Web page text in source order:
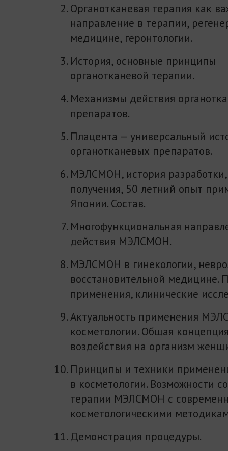
Органотканевая терапия как
направление в терапии,
медицине, геронтологии.
История, основные принципы
органотканевой терапии.
Механизмы действия
препаратов.
Плацента — универсальный
органотканевых препаратов.
МЭЛСМОН, история
получения, 50 летний опыт
Японии. Состав.
Многофункциональная
действия МЭЛСМОН.
МЭЛСМОН в гинекологии,
восстановительной медицине.
применения, клинические
Актуальность применения
косметологии. Общая
воздействия на организм
Принципы и техники
в косметологии. Возможности
терапии МЭЛСМОН с
косметологическими
Демонстрация процедуры.